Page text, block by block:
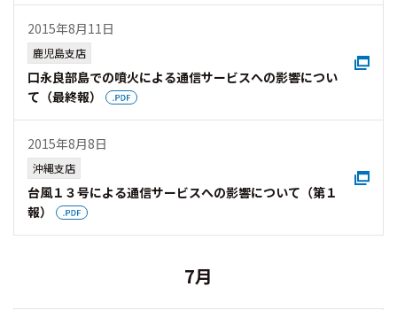
2015年8月11日
鹿児島支店
口永良部島での噴火による通信サービスへの影響につい
て（最終報）
2015年8月8日
沖縄支店
台風１３号による通信サービスへの影響について（第１
報）
7月